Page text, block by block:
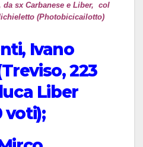
sx Carbanese e Liber, col
(Photobicicailotto)
Ivano
223
Liber
voti);